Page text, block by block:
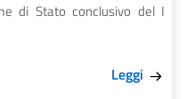
di Stato conclusivo del I
Leggi